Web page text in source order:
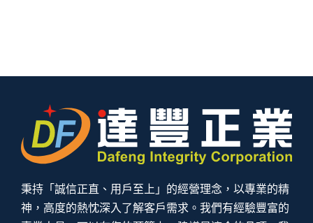
秉持「誠信正直、用戶至上」的經營理念，以專業的精
神，高度的熱忱深入了解客戶需求。我們有經驗豐富的